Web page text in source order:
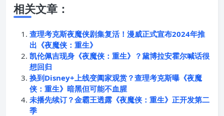
相关文章：
查理考克斯夜魔侠剧集复活！漫威正式宣布2024年推
出《夜魔侠：重生》
凯伦佩吉现身《夜魔侠：重生》？黛博拉安霍尔喊话很
想回归
换到Disney+上线变阖家观赏？查理考克斯曝《夜魔
侠：重生》暗黑但可能不血腥
未播先续订？金霸王透露《夜魔侠：重生》正开发第二
季